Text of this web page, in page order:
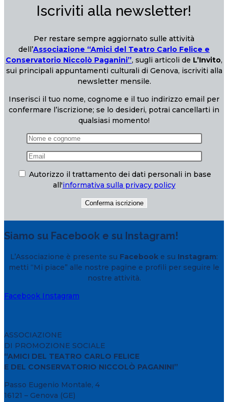
Iscriviti alla newsletter!
Per restare sempre aggiornato sulle attività
dell’Associazione “Amici del Teatro Carlo Felice e
Conservatorio Niccolò Paganini”, sugli articoli de L’Invito,
sui principali appuntamenti culturali di Genova, iscriviti alla
newsletter mensile.
Inserisci il tuo nome, cognome e il tuo indirizzo email per
confermare l’iscrizione; se lo desideri, potrai cancellarti in
qualsiasi momento!
Autorizzo il trattamento dei dati personali in base
all'informativa sulla privacy policy
Siamo su Facebook e su Instagram!
L’Associazione è presente su Facebook e su Instagram:
metti “Mi piace” alle nostre pagine e profili per seguire le
nostre attività.
Facebook Instagram
ASSOCIAZIONE
DI PROMOZIONE SOCIALE
“AMICI DEL TEATRO CARLO FELICE
E DEL CONSERVATORIO NICCOLÒ PAGANINI”
Passo Eugenio Montale, 4
16121 – Genova (GE)